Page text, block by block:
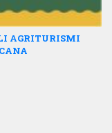
AGRITURISMI